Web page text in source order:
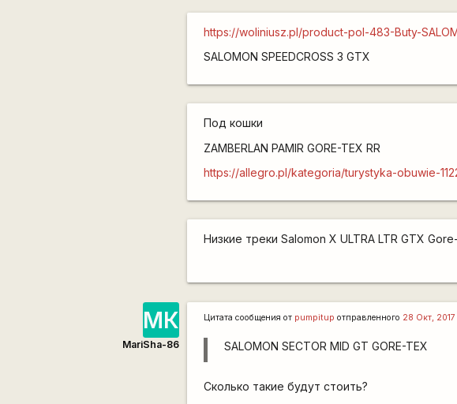
https://woliniusz.pl/product-pol-483-Buty-
SALOMON SPEEDCROSS 3 GTX
Под кошки
ZAMBERLAN PAMIR GORE-TEX RR
https://allegro.pl/kategoria/turystyka-obuwie-
Низкие треки Salomon X ULTRA LTR GTX
МК
MariSha-86
Цитата сообщения от pumpitup отправленного 28 Окт, 2017
SALOMON SECTOR MID GT GORE-TEX
Сколько такие будут стоить?